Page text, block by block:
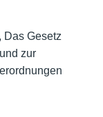
Das Gesetz
zur